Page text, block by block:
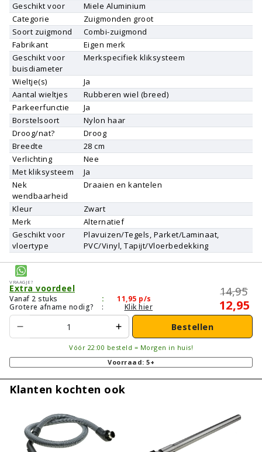
Geschikt voor
Miele Aluminium
Categorie
Zuigmonden groot
Soort zuigmond
Combi-zuigmond
Fabrikant
Eigen merk
Geschikt voor
buisdiameter
Merkspecifiek kliksysteem
Wieltje(s)
Ja
Aantal wieltjes
Rubberen wiel (breed)
Parkeerfunctie
Ja
Borstelsoort
Nylon haar
Droog/nat?
Droog
Breedte
28 cm
Verlichting
Nee
Met kliksysteem
Ja
Nek
wendbaarheid
Draaien en kantelen
Kleur
Zwart
Merk
Alternatief
Geschikt voor
vloertype
Plavuizen/Tegels, Parket/Laminaat,
PVC/Vinyl, Tapijt/Vloerbedekking
Vraagje?
Extra voordeel
Vanaf 2 stuks : 11,95 p/s
Grotere afname nodig?
: Klik hier
14,95
12,95
Bestellen
Vóór 22:00 besteld = Morgen in huis!
Voorraad: 5+
Klanten kochten ook